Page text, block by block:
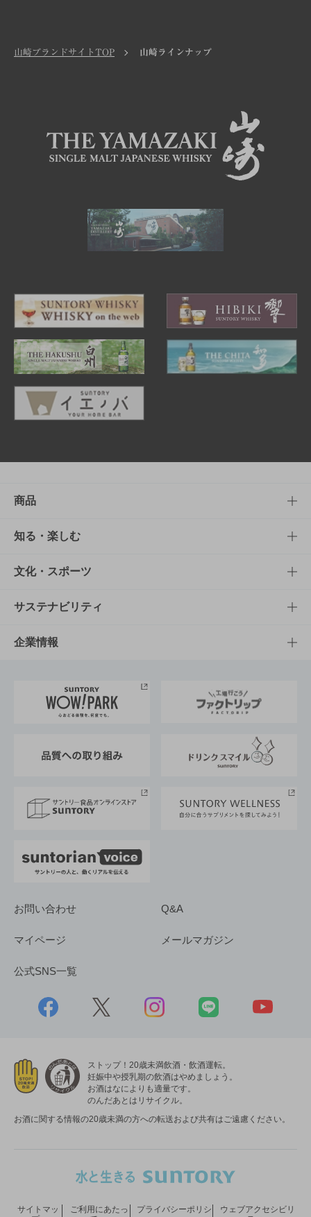
山崎ブランドサイトTOP 山崎ラインナップ
商品
商品TOP
商品一覧
商品発売情報
栄養成分一覧
知る・楽しむ
知る・楽しむTOP
キャンペーン
工場見学
地域情報
文化・スポーツ
文化・スポーツTOP
サントリーホール
サントリーサンバーズ大阪
サステナビリティ
サステナビリティTOP
サントリーが考えるサステナビリティ経営
企業情報
企業概要
採用情報
お問い合わせ Q&A
マイページ メールマガジン
公式SNS一覧
ストップ！20歳未満飲酒・飲酒運転。
妊娠中や授乳期の飲酒はやめましょう。
お酒はなによりも適量です。
のんだあとはリサイクル。
お酒に関する情報の20歳未満の方への転送および共有はご遠慮ください。
サイトマッ
ご利用にあたっ
プライバシーポリシ
ウェブアクセシビリ